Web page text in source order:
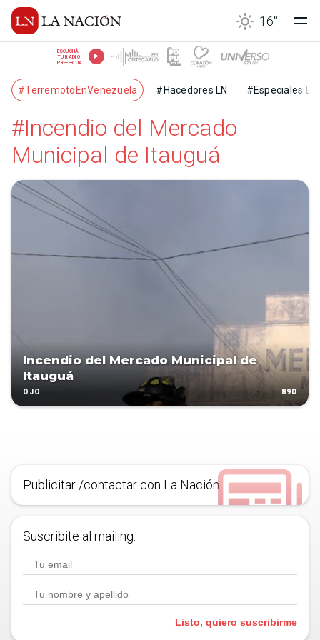
16°
ESCUCHÁ
TU RADIO
PREFERIDA
#TerremotoEnVenezuela #Hacedores LN #Especiales LN
#Incendio del Mercado
Municipal de Itauguá
Incendio del Mercado Municipal de
Itauguá
OJO 89D
Publicitar /contactar con La Nación
Suscribite al mailing.
Listo, quiero suscribirme